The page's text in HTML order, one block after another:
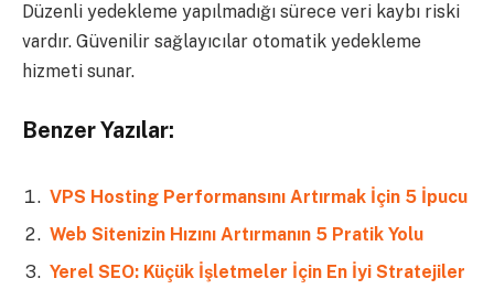
Düzenli yedekleme yapılmadığı sürece veri kaybı riski
vardır. Güvenilir sağlayıcılar otomatik yedekleme
hizmeti sunar.
Benzer Yazılar:
VPS Hosting Performansını Artırmak İçin 5 İpucu
Web Sitenizin Hızını Artırmanın 5 Pratik Yolu
Yerel SEO: Küçük İşletmeler İçin En İyi Stratejiler